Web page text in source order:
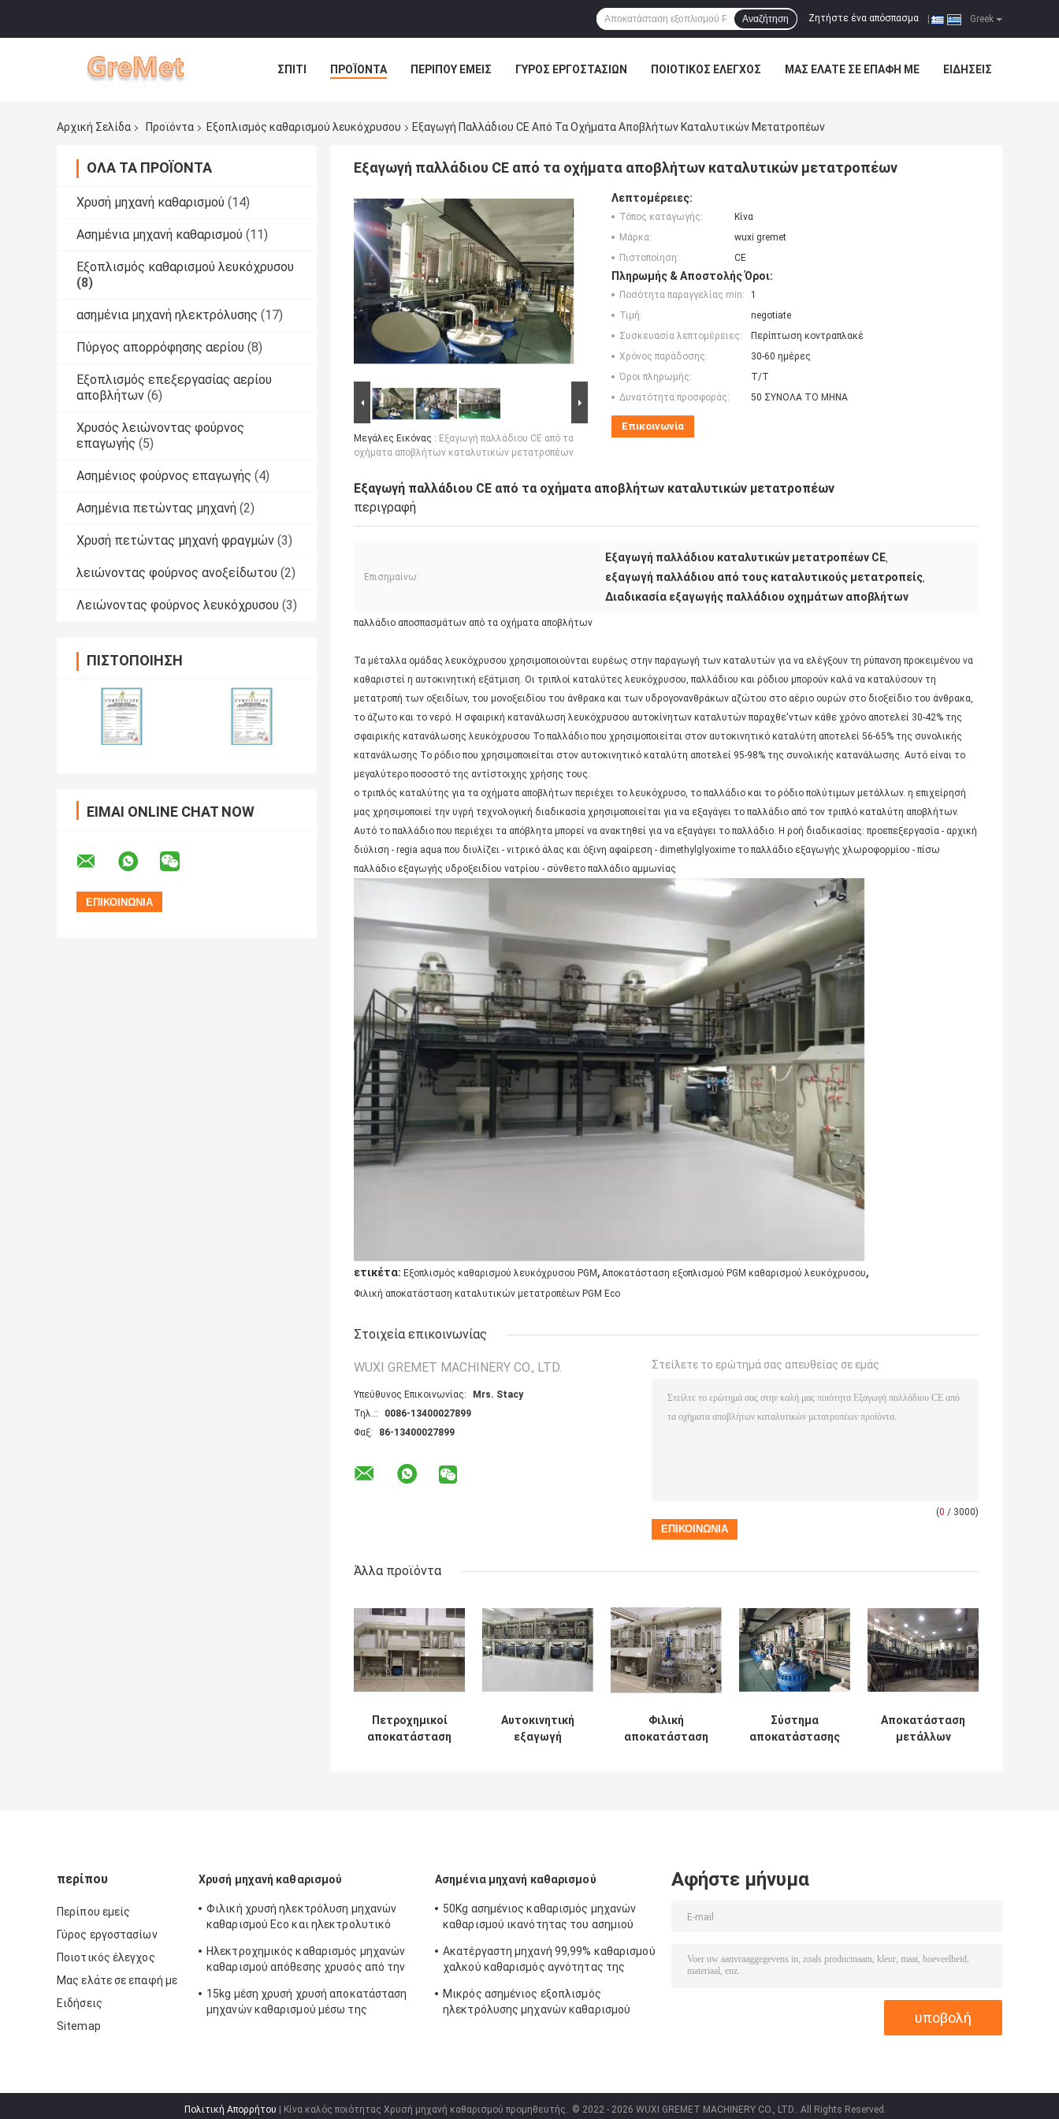
Greek
Ζητήστε ένα απόσπασμα
Αναζήτηση
ΣΠΊΤΙ ΠΡΟΪΌΝΤΑ ΠΕΡΊΠΟΥ ΕΜΕΊΣ ΓΎΡΟΣ ΕΡΓΟΣΤΑΣΊΩΝ ΠΟΙΟΤΙΚΌΣ ΈΛΕΓΧΟΣ ΜΑΣ ΕΛΆΤΕ ΣΕ ΕΠΑΦΉ ΜΕ ΕΙΔΉΣΕΙΣ
Αρχική Σελίδα Προϊόντα Εξοπλισμός καθαρισμού λευκόχρυσου Εξαγωγή Παλλάδιου CE Από Τα Οχήματα Αποβλήτων Καταλυτικών Μετατροπέων
ΌΛΑ ΤΑ ΠΡΟΪΌΝΤΑ
Χρυσή μηχανή καθαρισμού (14)
Ασημένια μηχανή καθαρισμού (11)
Εξοπλισμός καθαρισμού λευκόχρυσου
(8)
ασημένια μηχανή ηλεκτρόλυσης (17)
Πύργος απορρόφησης αερίου (8)
Εξοπλισμός επεξεργασίας αερίου
αποβλήτων (6)
Χρυσός λειώνοντας φούρνος
επαγωγής (5)
Ασημένιος φούρνος επαγωγής (4)
Ασημένια πετώντας μηχανή (2)
Χρυσή πετώντας μηχανή φραγμών (3)
λειώνοντας φούρνος ανοξείδωτου (2)
Λειώνοντας φούρνος λευκόχρυσου (3)
ΠΙΣΤΟΠΟΊΗΣΗ
ΕΊΜΑΙ ONLINE CHAT NOW
Εξαγωγή παλλάδιου CE από τα οχήματα αποβλήτων καταλυτικών μετατροπέων
Μεγάλες Εικόνας : Εξαγωγή παλλάδιου CE από τα
οχήματα αποβλήτων καταλυτικών μετατροπέων
Λεπτομέρειες:
Τόπος καταγωγής:
Κίνα
Μάρκα:
wuxi gremet
Πιστοποίηση:
CE
Πληρωμής & Αποστολής Όροι:
Ποσότητα παραγγελίας min:
1
Τιμή:
negotiate
Συσκευασία λεπτομέρειες:
Περίπτωση κοντραπλακέ
Χρόνος παράδοσης:
30-60 ημέρες
Όροι πληρωμής:
T/T
Δυνατότητα προσφοράς:
50 ΣΥΝΟΛΑ ΤΟ ΜΗΝΑ
Επικοινωνία
Εξαγωγή παλλάδιου CE από τα οχήματα αποβλήτων καταλυτικών μετατροπέων
περιγραφή
Επισημαίνω:
Εξαγωγή παλλάδιου καταλυτικών μετατροπέων CE,
εξαγωγή παλλάδιου από τους καταλυτικούς μετατροπείς,
Διαδικασία εξαγωγής παλλάδιου οχημάτων αποβλήτων
παλλάδιο αποσπασμάτων από τα οχήματα αποβλήτων
Τα μέταλλα ομάδας λευκόχρυσου χρησιμοποιούνται ευρέως στην παραγωγή των καταλυτών για να ελέγξουν τη ρύπανση προκειμένου να
καθαριστεί η αυτοκινητική εξάτμιση. Οι τριπλοί καταλύτες λευκόχρυσου, παλλάδιου και ρόδιου μπορούν καλά να καταλύσουν τη
μετατροπή των οξειδίων, του μονοξειδίου του άνθρακα και των υδρογονανθράκων αζώτου στο αέριο ουρών στο διοξείδιο του άνθρακα,
το άζωτο και το νερό. Η σφαιρική κατανάλωση λευκόχρυσου αυτοκίνητων καταλυτών παραχθε'ντων κάθε χρόνο αποτελεί 30-42% της
σφαιρικής κατανάλωσης λευκόχρυσου Το παλλάδιο που χρησιμοποιείται στον αυτοκινητικό καταλύτη αποτελεί 56-65% της συνολικής
κατανάλωσης Το ρόδιο που χρησιμοποιείται στον αυτοκινητικό καταλύτη αποτελεί 95-98% της συνολικής κατανάλωσης. Αυτό είναι το
μεγαλύτερο ποσοστό της αντίστοιχης χρήσης τους.
ο τριπλός καταλύτης για τα οχήματα αποβλήτων περιέχει το λευκόχρυσο, το παλλάδιο και το ρόδιο πολύτιμων μετάλλων. η επιχείρησή
μας χρησιμοποιεί την υγρή τεχνολογική διαδικασία χρησιμοποιείται για να εξαγάγει το παλλάδιο από τον τριπλό καταλύτη αποβλήτων.
Αυτό το παλλάδιο που περιέχει τα απόβλητα μπορεί να ανακτηθεί για να εξαγάγει το παλλάδιο. Η ροή διαδικασίας: προεπεξεργασία - αρχική
διύλιση - regia aqua που διυλίζει - νιτρικό άλας και όξινη αφαίρεση - dimethylglyoxime το παλλάδιο εξαγωγής χλωροφορμίου - πίσω
παλλάδιο εξαγωγής υδροξειδίου νατρίου - σύνθετο παλλάδιο αμμωνίας
ετικέτα: Εξοπλισμός καθαρισμού λευκόχρυσου PGM , Αποκατάσταση εξοπλισμού PGM καθαρισμού λευκόχρυσου,
Φιλική αποκατάσταση καταλυτικών μετατροπέων PGM Eco
Στοιχεία επικοινωνίας
WUXI GREMET MACHINERY CO., LTD.
Υπεύθυνος Επικοινωνίας:
Mrs. Stacy
Τηλ.::
0086-13400027899
Φαξ:
86-13400027899
Στείλετε το ερώτημά σας απευθείας σε εμάς
(0 / 3000)
Άλλα προϊόντα
Πετροχημικοί
αποκατάσταση
Αυτοκινητική
εξαγωγή
Φιλική
αποκατάσταση
Σύστημα
αποκατάστασης
Αποκατάσταση
μετάλλων
περίπου
Περίπου εμείς
Γύρος εργοστασίων
Ποιοτικός έλεγχος
Μας ελάτε σε επαφή με
Ειδήσεις
Sitemap
Χρυσή μηχανή καθαρισμού
Φιλική χρυσή ηλεκτρόλυση μηχανών
καθαρισμού Eco και ηλεκτρολυτικό
Ηλεκτροχημικός καθαρισμός μηχανών
καθαρισμού απόθεσης χρυσός από την
15kg μέση χρυσή χρυσή αποκατάσταση
μηχανών καθαρισμού μέσω της
Ασημένια μηχανή καθαρισμού
50Kg ασημένιος καθαρισμός μηχανών
καθαρισμού ικανότητας του ασημιού
Ακατέργαστη μηχανή 99,99% καθαρισμού
χαλκού καθαρισμός αγνότητας της
Μικρός ασημένιος εξοπλισμός
ηλεκτρόλυσης μηχανών καθαρισμού
Αφήστε μήνυμα
Πολιτική Απορρήτου | Κίνα καλός ποιότητας Χρυσή μηχανή καθαρισμού προμηθευτής. © 2022 - 2026 WUXI GREMET MACHINERY CO., LTD.. All Rights Reserved.